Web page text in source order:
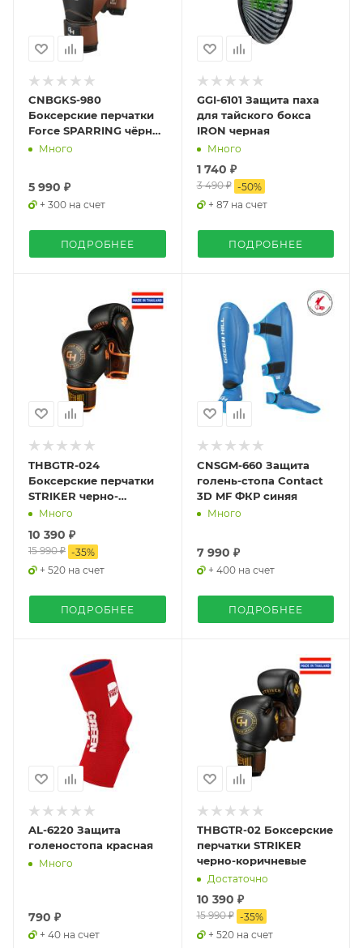
CNBGKS-980
Боксерские перчатки
Force SPARRING чёрно-
коричневые
Много
5 990 ₽
+ 300 на счет
ПОДРОБНЕЕ
GGI-6101 Защита паха
для тайского бокса
IRON черная
Много
1 740 ₽
3 490 ₽ -50%
+ 87 на счет
ПОДРОБНЕЕ
THBGTR-024
Боксерские перчатки
STRIKER черно-
оранжевые
Много
10 390 ₽
15 990 ₽ -35%
+ 520 на счет
ПОДРОБНЕЕ
CNSGM-660 Защита
голень-стопа Contact
3D MF ФКР синяя
Много
7 990 ₽
+ 400 на счет
ПОДРОБНЕЕ
AL-6220 Защита
голеностопа красная
Много
790 ₽
+ 40 на счет
THBGTR-02 Боксерские
перчатки STRIKER
черно-коричневые
Достаточно
10 390 ₽
15 990 ₽ -35%
+ 520 на счет